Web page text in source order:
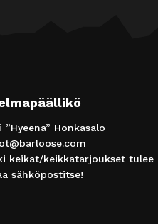
”Hyeena” Honkasalo
keikat/keikkatarjoukset tulee
sähköpostitse!